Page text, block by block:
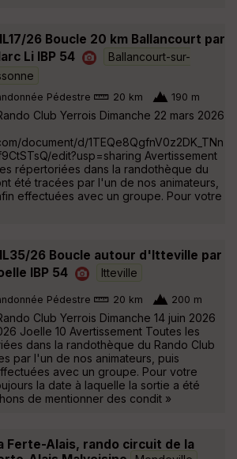
26 Boucle 20 km Ballancourt par
Li IBP 54
Ballancourt-sur-
Pédestre 20 km 190 m
Club Yerrois Dimanche 22 mars 2026
document/d/1TEQe8QgfnV0z2DK_TNn
edit?usp=sharing Avertissement
répertoriées dans la randothèque du
été tracées par l'un de nos animateurs,
effectuées avec un groupe. Pour votre
26 Boucle autour d'Itteville par
IBP 54
Itteville
Pédestre 20 km 200 m
Club Yerrois Dimanche 14 juin 2026
Joelle 10 Avertissement Toutes les
dans la randothèque du Rando Club
par l'un de nos animateurs, puis
avec un groupe. Pour votre
la date à laquelle la sortie a été
de mentionner des condit »
Ferte-Alais, rando circuit de la